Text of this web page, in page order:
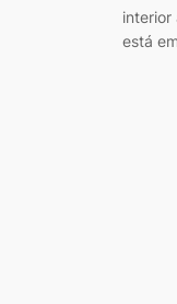
interior
está